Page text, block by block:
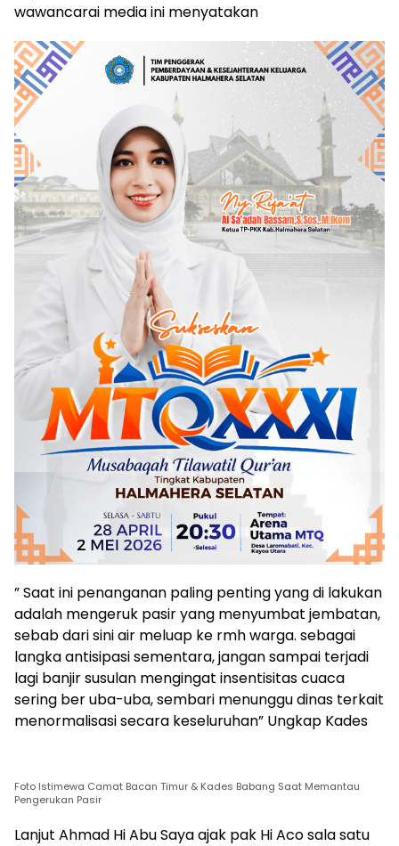
wawancarai media ini menyatakan
” Saat ini penanganan paling penting yang di lakukan
adalah mengeruk pasir yang menyumbat jembatan,
sebab dari sini air meluap ke rmh warga. sebagai
langka antisipasi sementara, jangan sampai terjadi
lagi banjir susulan mengingat insentisitas cuaca
sering ber uba-uba, sembari menunggu dinas terkait
menormalisasi secara keseluruhan” Ungkap Kades
Foto Istimewa Camat Bacan Timur & Kades Babang Saat Memantau
Pengerukan Pasir
Lanjut Ahmad Hi Abu Saya ajak pak Hi Aco sala satu